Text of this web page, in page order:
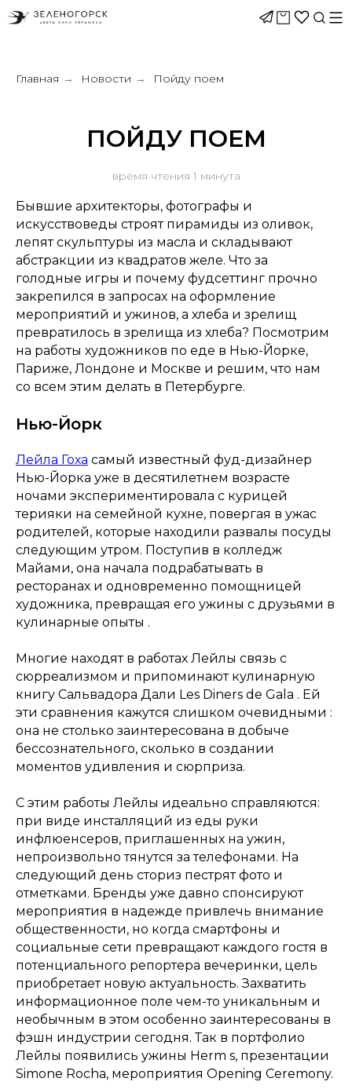
Главная → Новости → Пойду поем
ПОЙДУ ПОЕМ
время чтения 1 минута
Бывшие архитекторы, фотографы и
искусствоведы строят пирамиды из оливок,
лепят скульптуры из масла и складывают
абстракции из квадратов желе. Что за
голодные игры и почему фудсеттинг прочно
закрепился в запросах на оформление
мероприятий и ужинов, а хлеба и зрелищ
превратилось в зрелища из хлеба? Посмотрим
на работы художников по еде в Нью-Йорке,
Париже, Лондоне и Москве и решим, что нам
со всем этим делать в Петербурге.
Нью-Йорк
Лейла Гоха самый известный фуд-дизайнер
Нью-Йорка уже в десятилетнем возрасте
ночами экспериментировала с курицей
терияки на семейной кухне, повергая в ужас
родителей, которые находили развалы посуды
следующим утром. Поступив в колледж
Майами, она начала подрабатывать в
ресторанах и одновременно помощницей
художника, превращая его ужины с друзьями в
кулинарные опыты .
Многие находят в работах Лейлы связь с
сюрреализмом и припоминают кулинарную
книгу Сальвадора Дали Les Diners de Gala . Ей
эти сравнения кажутся слишком очевидными :
она не столько заинтересована в добыче
бессознательного, сколько в создании
моментов удивления и сюрприза.
С этим работы Лейлы идеально справляются:
при виде инсталляций из еды руки
инфлюенсеров, приглашенных на ужин,
непроизвольно тянутся за телефонами. На
следующий день сториз пестрят фото и
отметками. Бренды уже давно спонсируют
мероприятия в надежде привлечь внимание
общественности, но когда смартфоны и
социальные сети превращают каждого гостя в
потенциального репортера вечеринки, цель
приобретает новую актуальность. Захватить
информационное поле чем-то уникальным и
необычным в этом особенно заинтересованы в
фэшн индустрии сегодня. Так в портфолио
Лейлы появились ужины Herm s, презентации
Simone Rocha, мероприятия Opening Ceremony.